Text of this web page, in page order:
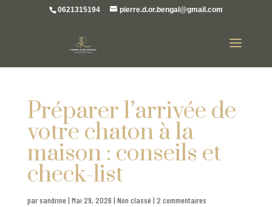
0621315194 pierre.d.or.bengal@gmail.com
Préparer l’arrivée de
votre chaton à la
maison : conseils et
check-list
parsandrine | Mai 29, 2026 | Non classé | 2 commentaires